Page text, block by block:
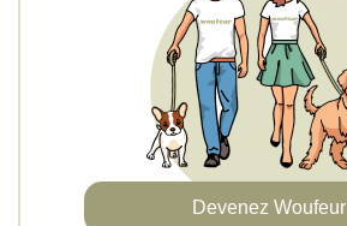
Devenez Woufeur